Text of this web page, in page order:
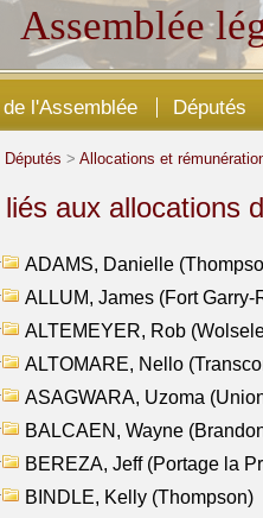
Assemblée
l'Assemblée Députés
Députés > Allocations et
liés aux allocations
ADAMS, Danielle
ALLUM, James (Fort Garry-
ALTEMEYER, Rob
ALTOMARE, Nello
ASAGWARA, Uzoma
BALCAEN, Wayne
BEREZA, Jeff (Portage la
BINDLE, Kelly (Thompson)